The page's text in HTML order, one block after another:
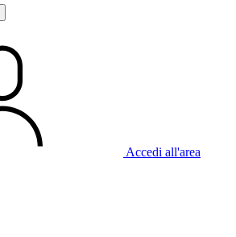
Accedi all'area